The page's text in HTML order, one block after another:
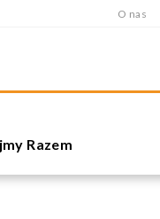
O nas
Razem